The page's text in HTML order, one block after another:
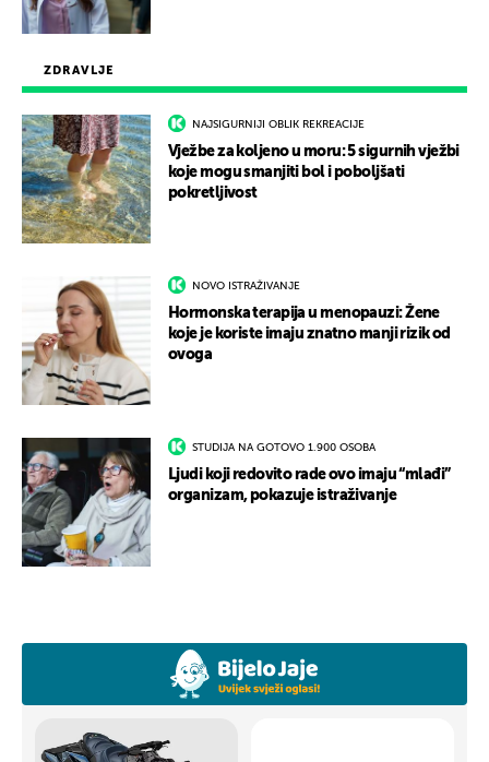
ZDRAVLJE
NAJSIGURNIJI OBLIK REKREACIJE
Vježbe za koljeno u moru: 5 sigurnih vježbi
koje mogu smanjiti bol i poboljšati
pokretljivost
NOVO ISTRAŽIVANJE
Hormonska terapija u menopauzi: Žene
koje je koriste imaju znatno manji rizik od
ovoga
STUDIJA NA GOTOVO 1.900 OSOBA
Ljudi koji redovito rade ovo imaju “mlađi”
organizam, pokazuje istraživanje